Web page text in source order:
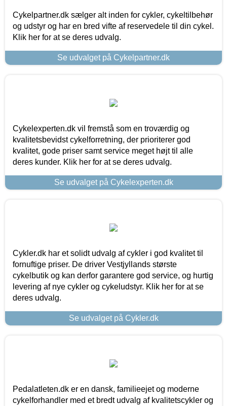
Cykelpartner.dk sælger alt inden for cykler, cykeltilbehør
og udstyr og har en bred vifte af reservedele til din cykel.
Klik her for at se deres udvalg.
Se udvalget på Cykelpartner.dk
Cykelexperten.dk vil fremstå som en troværdig og
kvalitetsbevidst cykelforretning, der prioriterer god
kvalitet, gode priser samt service meget højt til alle
deres kunder. Klik her for at se deres udvalg.
Se udvalget på Cykelexperten.dk
Cykler.dk har et solidt udvalg af cykler i god kvalitet til
fornuftige priser. De driver Vestjyllands største
cykelbutik og kan derfor garantere god service, og hurtig
levering af nye cykler og cykeludstyr. Klik her for at se
deres udvalg.
Se udvalget på Cykler.dk
Pedalatleten.dk er en dansk, familieejet og moderne
cykelforhandler med et bredt udvalg af kvalitetscykler og